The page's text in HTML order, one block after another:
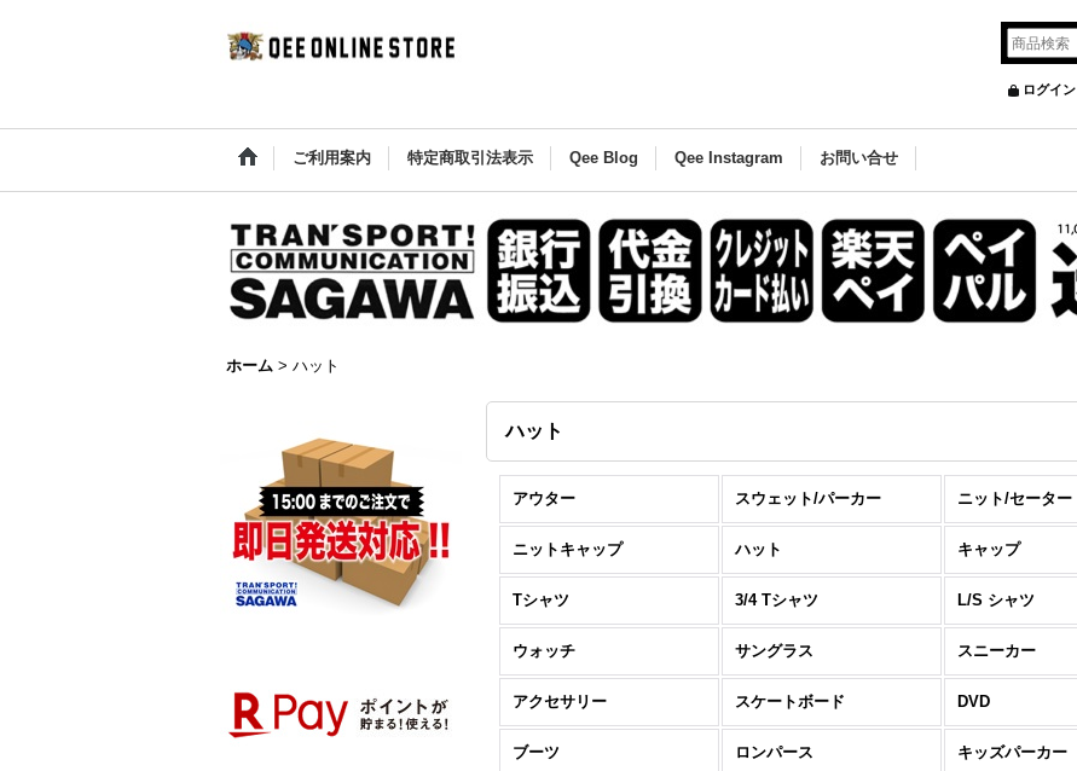
ログイン
ご利用案内 特定商取引法表示 Qee Blog Qee Instagram お問い合せ
ホーム > ハット
ハット
アウター スウェット/パーカー ニット/セーター
ニットキャップ ハット キャップ
Tシャツ 3/4 Tシャツ L/S シャツ
ウォッチ サングラス スニーカー
アクセサリー スケートボード DVD
ブーツ ロンパース キッズパーカー